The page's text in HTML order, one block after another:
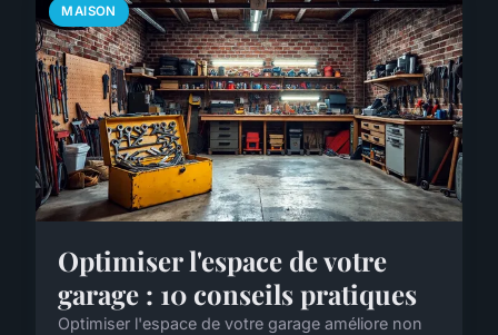
MAISON
Optimiser l'espace de votre
garage : 10 conseils pratiques
Optimiser l'espace de votre garage améliore non